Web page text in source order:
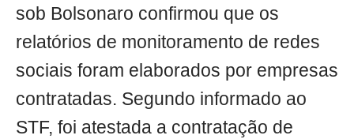
sob Bolsonaro confirmou que os
relatórios de monitoramento de redes
sociais foram elaborados por empresas
contratadas. Segundo informado ao
STF, foi atestada a contratação de